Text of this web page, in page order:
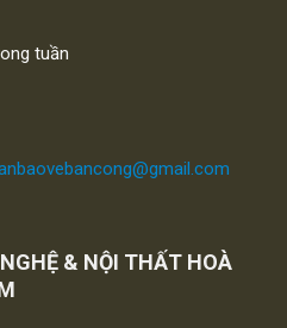
tuần
& NỘI THẤT HOÀ